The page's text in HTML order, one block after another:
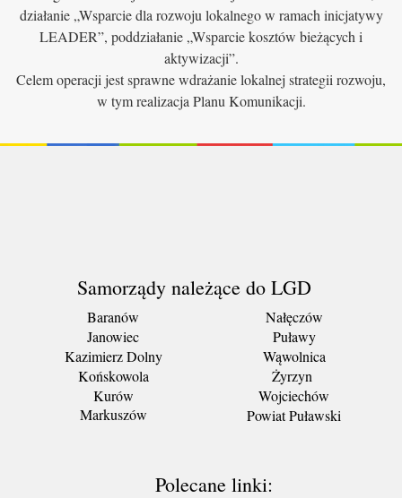
działanie „Wsparcie dla rozwoju lokalnego w ramach inicjatywy
LEADER”, poddziałanie „Wsparcie kosztów bieżących i
aktywizacji”.
Celem operacji jest sprawne wdrażanie lokalnej strategii rozwoju,
w tym realizacja Planu Komunikacji.
Samorządy należące do LGD
Baranów
Janowiec
Kazimierz Dolny
Końskowola
Kurów
Markuszów
Nałęczów
Puławy
Wąwolnica
Żyrzyn
Wojciechów
Powiat Puławski
Polecane linki: